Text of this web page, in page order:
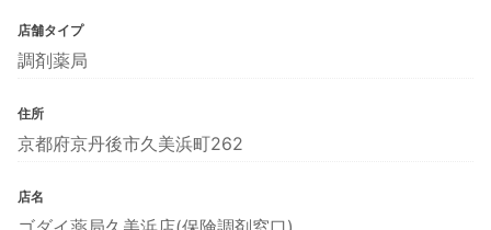
店舗タイプ
調剤薬局
住所
京都府京丹後市久美浜町262
店名